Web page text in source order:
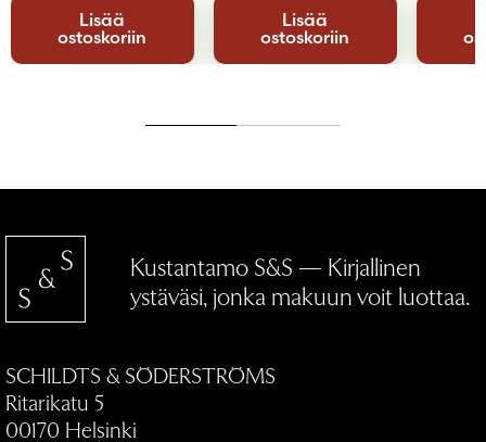
Lisää
ostoskoriin
Lisää
ostoskoriin
Kustantamo S&S — Kirjallinen
ystäväsi, jonka makuun voit luottaa.
SCHILDTS & SÖDERSTRÖMS
Ritarikatu 5
00170 Helsinki